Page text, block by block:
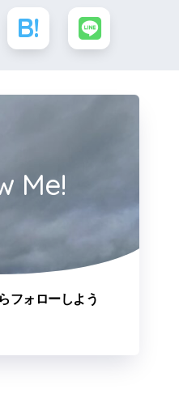
Me!
フォローしよう